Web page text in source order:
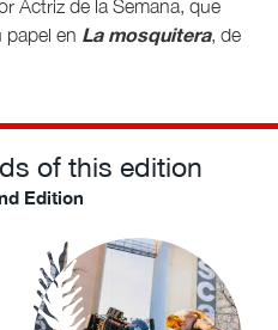
Actriz de la Semana, que
papel en La mosquitera, de
of this edition
Edition